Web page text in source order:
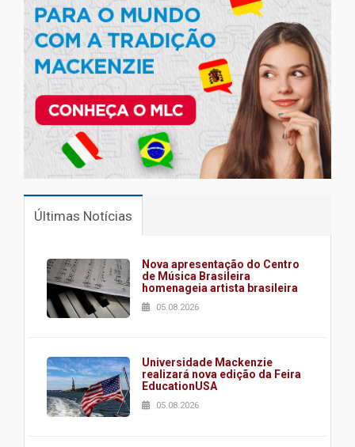
Últimas Notícias
Nova apresentação do Centro
de Música Brasileira
homenageia artista brasileira
05.08.2026
Universidade Mackenzie
realizará nova edição da Feira
EducationUSA
05.08.2026